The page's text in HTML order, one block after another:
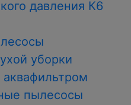
давления К6
уборки
пылесосы